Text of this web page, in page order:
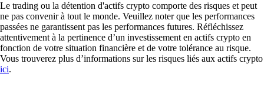
Le trading ou la détention d'actifs crypto comporte des risques et peut
ne pas convenir à tout le monde. Veuillez noter que les performances
passées ne garantissent pas les performances futures. Réfléchissez
attentivement à la pertinence d’un investissement en actifs crypto en
fonction de votre situation financière et de votre tolérance au risque.
Vous trouverez plus d’informations sur les risques liés aux actifs crypto
ici.